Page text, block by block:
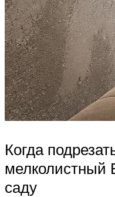
Когда
мелколистный
саду